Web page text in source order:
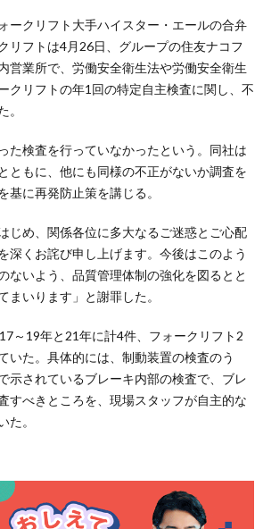
ークリフト大手ハイスター・エールの合弁
リフトは4月26日、グループの住友ナコフ
営業所で、労働安全衛生法や労働安全衛生
クリフトの年1回の特定自主検査に関し、不
。
た検査を行っていなかったという。同社は
ともに、他にも同様の不正がないか調査を
基に再発防止策を講じる。
じめ、関係各位に多大なるご迷惑とご心配
深くお詫び申し上げます。今後はこのよう
ないよう、品質管理体制の強化を図るとと
まいります」と謝罪した。
～19年と21年に計4件、フォークリフト2
いた。具体的には、制動装置の検査のう
示されているブレーキ内部の検査で、ブレ
すべきところを、現場スタッフが自主的な
た。